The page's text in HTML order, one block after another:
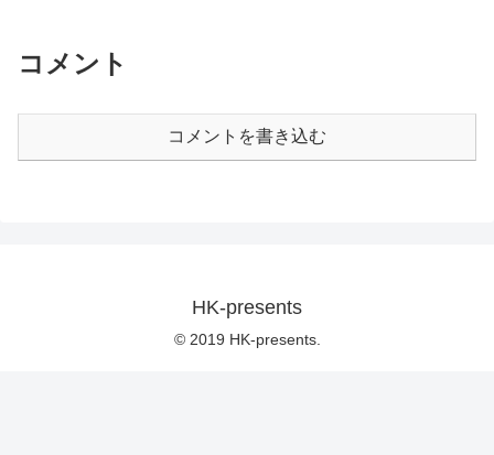
コメント
コメントを書き込む
HK-presents
© 2019 HK-presents.